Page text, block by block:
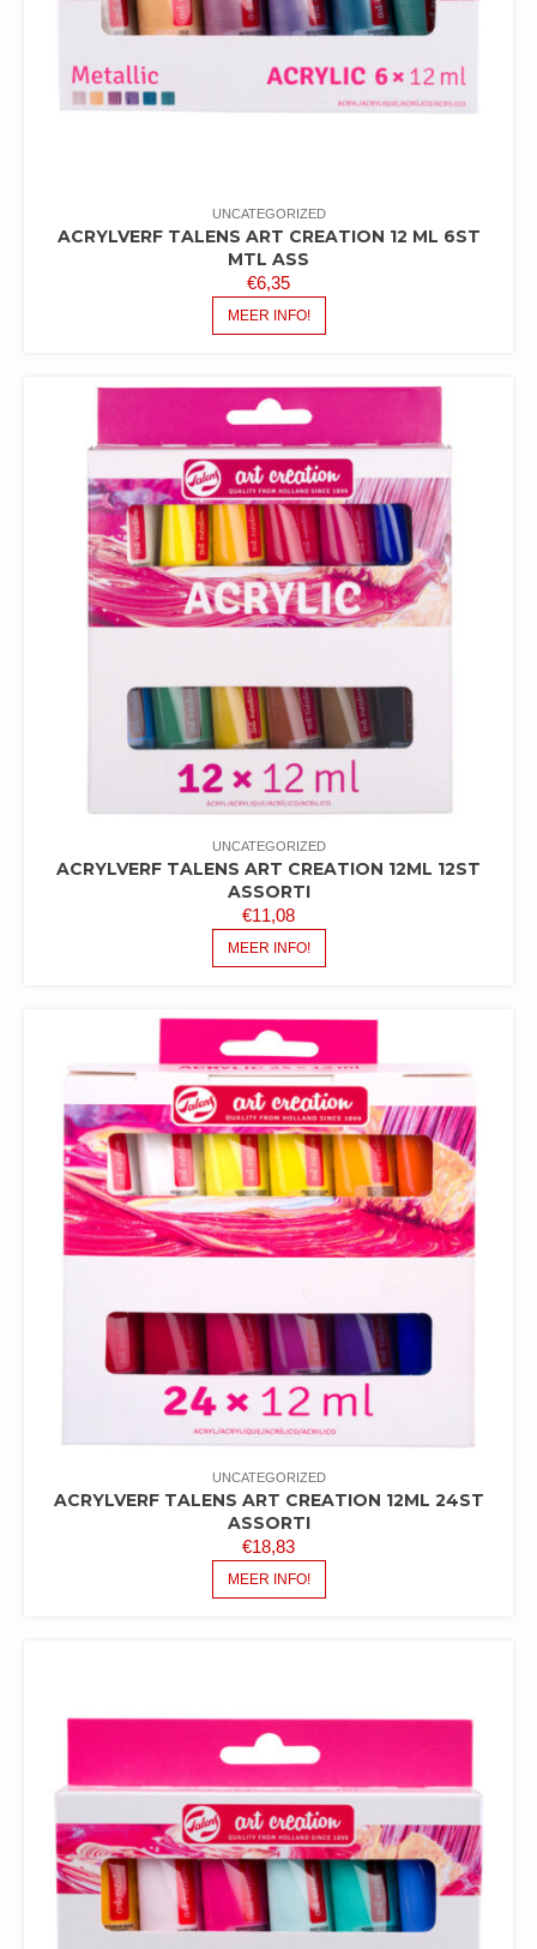
UNCATEGORIZED
ACRYLVERF TALENS ART CREATION 12 ML 6ST
MTL ASS
€6,35
MEER INFO!
UNCATEGORIZED
ACRYLVERF TALENS ART CREATION 12ML 12ST
ASSORTI
€11,08
MEER INFO!
UNCATEGORIZED
ACRYLVERF TALENS ART CREATION 12ML 24ST
ASSORTI
€18,83
MEER INFO!